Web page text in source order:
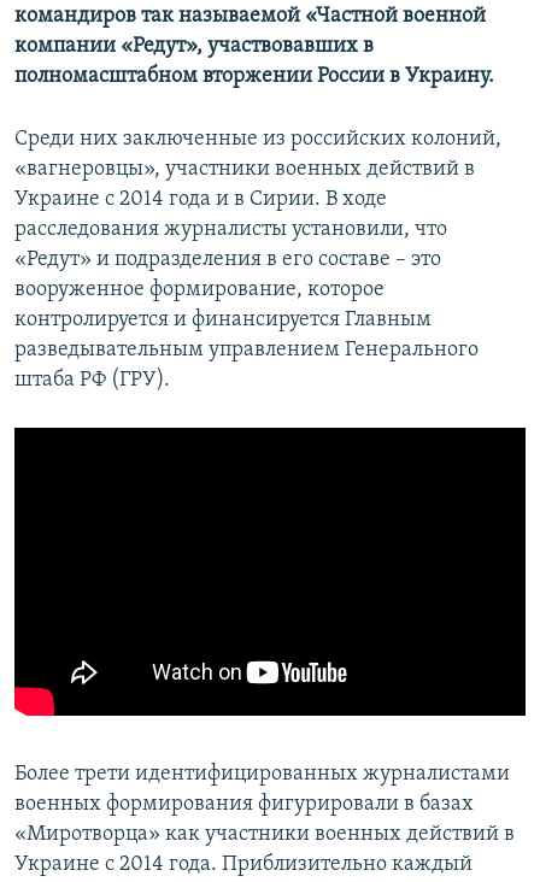
командиров так называемой «Частной военной
компании «Редут», участвовавших в
полномасштабном вторжении России в Украину.
Среди них заключенные из российских колоний,
«вагнеровцы», участники военных действий в
Украине с 2014 года и в Сирии. В ходе
расследования журналисты установили, что
«Редут» и подразделения в его составе – это
вооруженное формирование, которое
контролируется и финансируется Главным
разведывательным управлением Генерального
штаба РФ (ГРУ).
Более трети идентифицированных журналистами
военных формирования фигурировали в базах
«Миротворца» как участники военных действий в
Украине с 2014 года. Приблизительно каждый